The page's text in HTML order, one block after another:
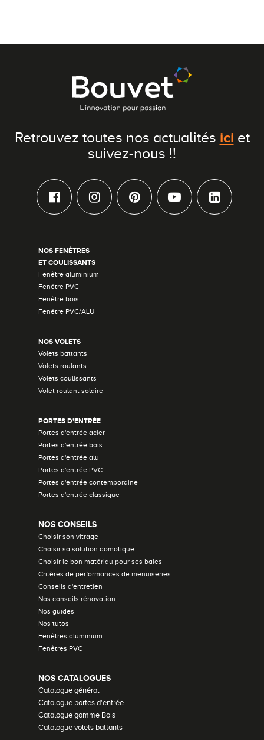
Retrouvez toutes nos actualités ici et
suivez-nous !!
NOS FENÊTRES
ET COULISSANTS
Fenêtre aluminium
Fenêtre PVC
Fenêtre bois
Fenêtre PVC/ALU
NOS VOLETS
Volets battants
Volets roulants
Volets coulissants
Volet roulant solaire
PORTES D'ENTRÉE
Portes d'entrée acier
Portes d'entrée bois
Portes d'entrée alu
Portes d'entrée PVC
Portes d'entrée contemporaine
Portes d'entrée classique
NOS CONSEILS
Choisir son vitrage
Choisir sa solution domotique
Choisir le bon matériau pour ses baies
Critères de performances de menuiseries
Conseils d'entretien
Nos conseils rénovation
Nos guides
Nos tutos
Fenêtres aluminium
Fenêtres PVC
NOS CATALOGUES
Catalogue général
Catalogue portes d'entrée
Catalogue gamme Bois
Catalogue volets battants